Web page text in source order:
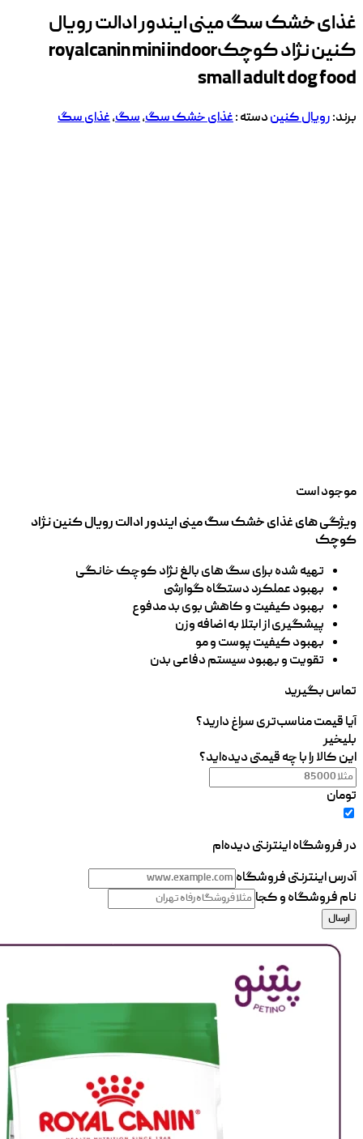
غذای خشک سگ مینی ایندور ادالت رویال
کنین نژاد کوچکroyalcanin mini indoor
small adult dog food
برند:رویال کنیندسته :غذای خشک سگ,سگ,غذای سگ
موجود است
ویژگی های غذای خشک سگ مینی ایندور ادالت رویال کنین نژاد
کوچک
تهیه شده برای سگ های بالغ نژاد کوچک خانگی
بهبود عملکرد دستگاه گوارشی
بهبود کیفیت و کاهش بوی بد مدفوع
پیشگیری از ابتلا به اضافه وزن
بهبود کیفیت پوست و مو
تقویت و بهبود سیستم دفاعی بدن
تماس بگیرید
آیا قیمت مناسب‌تری سراغ دارید؟
بلیخیر
این کالا را با چه قیمتی دیده‌اید؟
تومان
در فروشگاه اینترنتی دیده‌ام
آدرس اینترنتی فروشگاه
نام فروشگاه و کجا